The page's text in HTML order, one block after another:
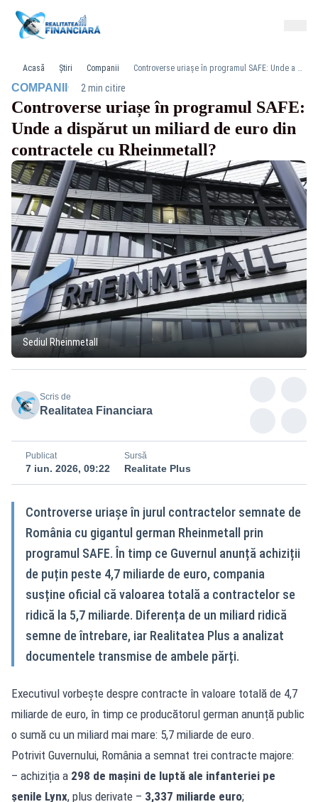
Acasă Știri Companii Controverse uriașe în programul SAFE: Unde a dispărut un miliard de euro din contractele cu Rheinmetall?
COMPANII · 2 min citire
Controverse uriașe în programul SAFE:
Unde a dispărut un miliard de euro din
contractele cu Rheinmetall?
Sediul Rheinmetall
Scris de
Realitatea Financiara
Publicat
7 iun. 2026, 09:22
Sursă
Realitate Plus
Controverse uriașe în jurul contractelor semnate de
România cu gigantul german Rheinmetall prin
programul SAFE. În timp ce Guvernul anunță achiziții
de puțin peste 4,7 miliarde de euro, compania
susține oficial că valoarea totală a contractelor se
ridică la 5,7 miliarde. Diferența de un miliard ridică
semne de întrebare, iar Realitatea Plus a analizat
documentele transmise de ambele părți.
Executivul vorbește despre contracte în valoare totală de 4,7
miliarde de euro, în timp ce producătorul german anunță public
o sumă cu un miliard mai mare: 5,7 miliarde de euro.
Potrivit Guvernului, România a semnat trei contracte majore:
– achiziția a 298 de mașini de luptă ale infanteriei pe
șenile Lynx, plus derivate – 3,337 miliarde euro;